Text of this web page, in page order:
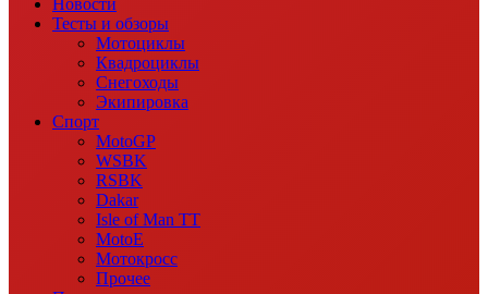
Новости
Тесты и обзоры
Мотоциклы
Квадроциклы
Снегоходы
Экипировка
Спорт
MotoGP
WSBK
RSBK
Dakar
Isle of Man TT
MotoE
Мотокросс
Прочее